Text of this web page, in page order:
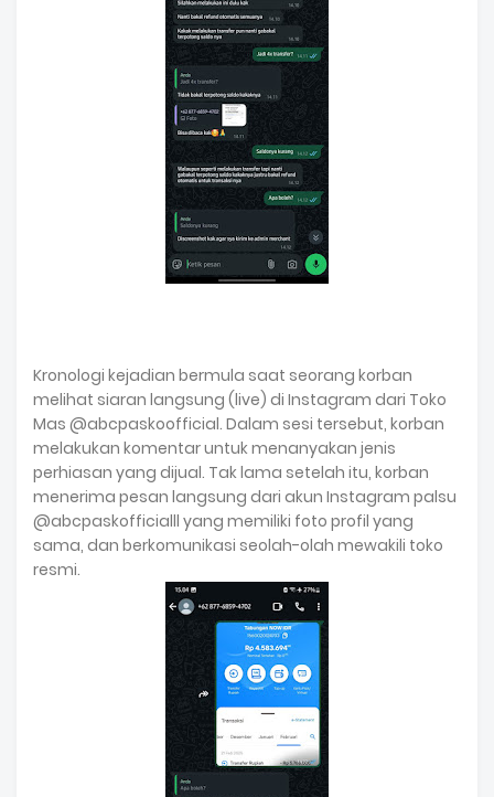
Kronologi kejadian bermula saat seorang korban
melihat siaran langsung (live) di Instagram dari Toko
Mas @abcpaskoofficial. Dalam sesi tersebut, korban
melakukan komentar untuk menanyakan jenis
perhiasan yang dijual. Tak lama setelah itu, korban
menerima pesan langsung dari akun Instagram palsu
@abcpaskofficialll yang memiliki foto profil yang
sama, dan berkomunikasi seolah-olah mewakili toko
resmi.